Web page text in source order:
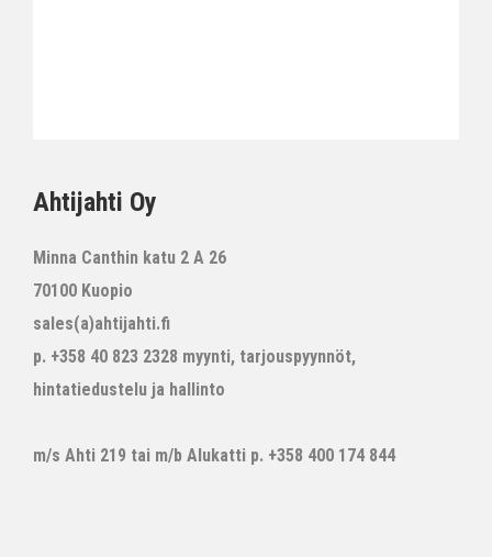
Ahtijahti Oy
Minna Canthin katu 2 A 26
70100 Kuopio
sales(a)ahtijahti.fi
p. +358 40 823 2328 myynti, tarjouspyynnöt,
hintatiedustelu ja hallinto
m/s Ahti 219 tai m/b Alukatti p. +358 400 174 844